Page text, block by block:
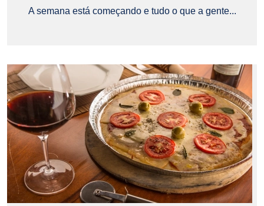
A semana está começando e tudo o que a gente...